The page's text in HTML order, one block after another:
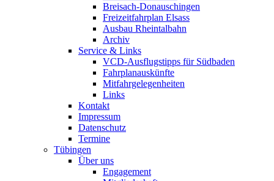
Breisach-Donauschingen
Freizeitfahrplan Elsass
Ausbau Rheintalbahn
Archiv
Service & Links
VCD-Ausflugstipps für Südbaden
Fahrplanauskünfte
Mitfahrgelegenheiten
Links
Kontakt
Impressum
Datenschutz
Termine
Tübingen
Über uns
Engagement